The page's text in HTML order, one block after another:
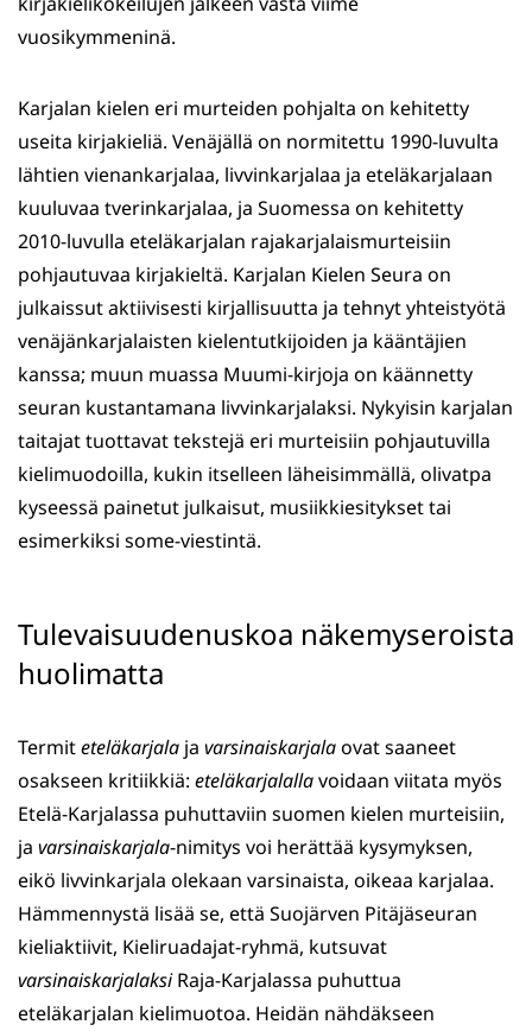
vuosikymmeninä.
Karjalan kielen eri murteiden pohjalta on kehitetty
useita kirjakieliä. Venäjällä on normitettu 1990-luvulta
lähtien vienankarjalaa, livvinkarjalaa ja eteläkarjalaan
kuuluvaa tverinkarjalaa, ja Suomessa on kehitetty
2010-luvulla eteläkarjalan rajakarjalaismurteisiin
pohjautuvaa kirjakieltä. Karjalan Kielen Seura on
julkaissut aktiivisesti kirjallisuutta ja tehnyt yhteistyötä
venäjänkarjalaisten kielentutkijoiden ja kääntäjien
kanssa; muun muassa Muumi-kirjoja on käännetty
seuran kustantamana livvinkarjalaksi. Nykyisin karjalan
taitajat tuottavat tekstejä eri murteisiin pohjautuvilla
kielimuodoilla, kukin itselleen läheisimmällä, olivatpa
kyseessä painetut julkaisut, musiikkiesitykset tai
esimerkiksi some-viestintä.
Tulevaisuudenuskoa näkemyseroista
huolimatta
Termiteteläkarjala ja varsinaiskarjalaovat saaneet
osakseen kritiikkiä: eteläkarjalallavoidaan viitata myös
Etelä-Karjalassa puhuttaviin suomen kielen murteisiin,
ja varsinaiskarjala-nimitys voi herättää kysymyksen,
eikö livvinkarjala olekaan varsinaista, oikeaa karjalaa.
Hämmennystä lisää se, että Suojärven Pitäjäseuran
kieliaktiivit, Kieliruadajat-ryhmä, kutsuvat
varsinaiskarjalaksiRaja-Karjalassa puhuttua
eteläkarjalan kielimuotoa. Heidän nähdäkseen